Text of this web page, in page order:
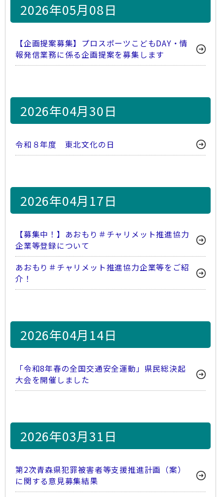
2026年05月08日
【企画提案募集】プロスポーツこどもDAY・情
報発信業務に係る企画提案を募集します
2026年04月30日
令和８年度 東北文化の日
2026年04月17日
【募集中！】あおもり＃チャリメット推進協力
企業等登録について
あおもり＃チャリメット推進協力企業等をご紹
介！
2026年04月14日
「令和8年春の全国交通安全運動」県民総決起
大会を開催しました
2026年03月31日
第2次青森県犯罪被害者等支援推進計画（案）
に関する意見募集結果